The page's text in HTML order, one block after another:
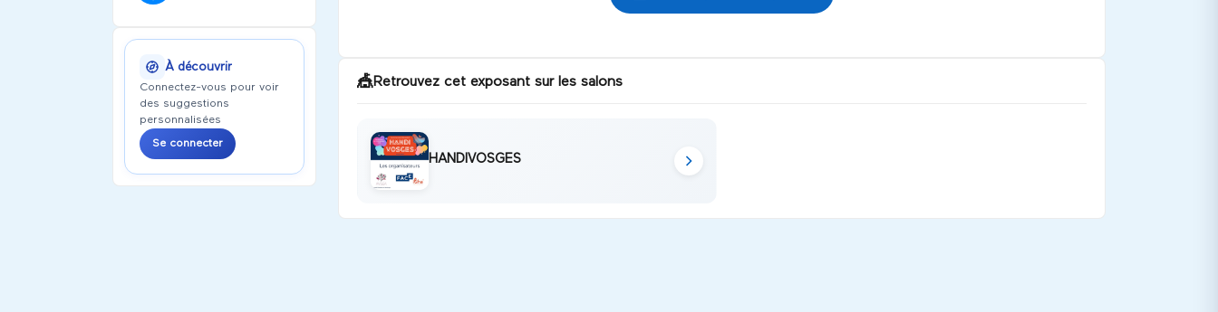
À découvrir
Connectez-vous pour voir
des suggestions
personnalisées
Se connecter
🎪Retrouvez cet exposant sur les salons
HANDIVOSGES